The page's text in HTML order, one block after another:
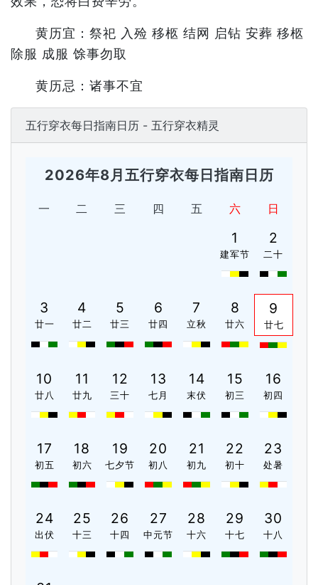
黄历宜：祭祀 入殓 移柩 结网 启钻 安葬 移柩
除服 成服 馀事勿取
黄历忌：诸事不宜
五行穿衣每日指南日历 - 五行穿衣精灵
2026年8月五行穿衣每日指南日历
一 二 三 四 五 六 日
1
建军节
2
二十
3
廿一
4
廿二
5
廿三
6
廿四
7
立秋
8
廿六
9
廿七
10
廿八
11
廿九
12
三十
13
七月
14
末伏
15
初三
16
初四
17
初五
18
初六
19
七夕节
20
初八
21
初九
22
初十
23
处暑
24
出伏
25
十三
26
十四
27
中元节
28
十六
29
十七
30
十八